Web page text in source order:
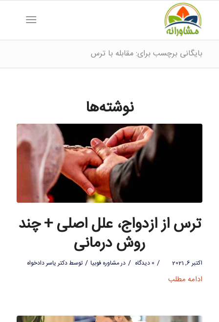
بایگانی برچسب برای: مقابله با ترس
نوشته‌ها
ترس از ازدواج، علل اصلی + چند
روش درمانی
اکتبر 6, 2021 / 0 دیدگاه / درمشاوره فوبیا / توسطدکتر یاسر دادخواه
ادامه مطلب